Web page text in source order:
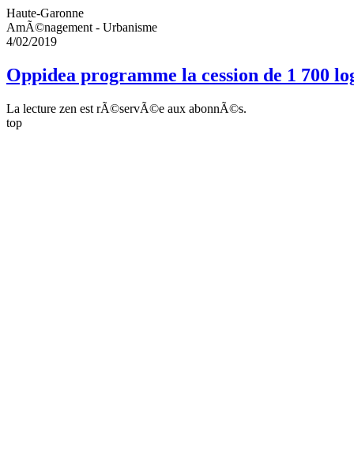
Haute-Garonne
AmÃ©nagement - Urbanisme
4/02/2019
Oppidea programme la cession de 1 700
La lecture zen est rÃ©servÃ©e aux abonnÃ©s.
top